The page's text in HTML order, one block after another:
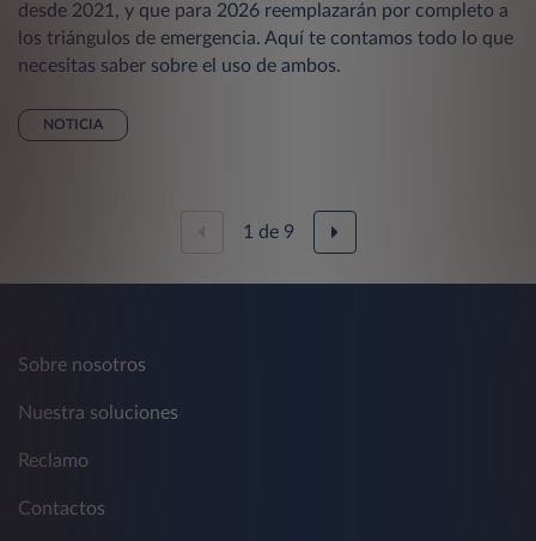
desde 2021, y que para 2026 reemplazarán por completo a
los triángulos de emergencia. Aquí te contamos todo lo que
necesitas saber sobre el uso de ambos.
NOTICIA
1 de 9
Sobre nosotros
Nuestra soluciones
Reclamo
Contactos